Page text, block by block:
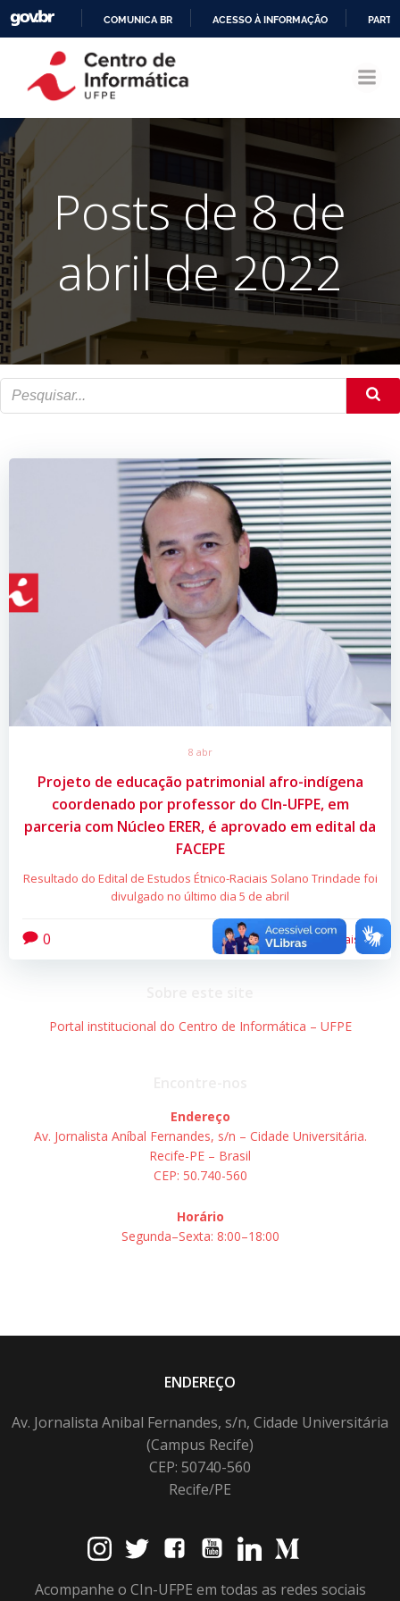
CONTEÚDO
COMUNICA BR ACESSO À INFORMAÇÃO
Posts de 8 de
abril de 2022
8 abr
Projeto de educação patrimonial afro-indígena
coordenado por professor do CIn-UFPE, em
parceria com Núcleo ERER, é aprovado em edital da
FACEPE
Resultado do Edital de Estudos Étnico-Raciais Solano Trindade foi
divulgado no último dia 5 de abril
0 Leia mais
Portal institucional do Centro de Informática – UFPE
Endereço
Av. Jornalista Aníbal Fernandes, s/n – Cidade Universitária.
Recife-PE – Brasil
CEP: 50.740-560
Horário
Segunda–Sexta: 8:00–18:00
ENDEREÇO
Av. Jornalista Anibal Fernandes, s/n, Cidade Universitária
(Campus Recife)
CEP: 50740-560
Recife/PE
Acompanhe o CIn-UFPE em todas as redes sociais